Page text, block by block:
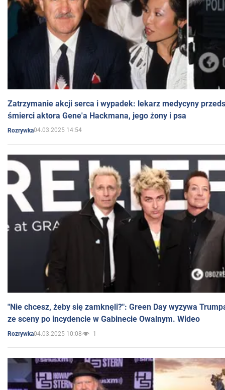
Zatrzymanie akcji serca i wypadek: lekarz medycyny
śmierci aktora Gene'a Hackmana, jego żony i psa
Rozrywka04.03.2025 14:54
"Nie chcesz, żeby się zamknęli?": Green Day wyzywa
ze sceny po incydencie w Gabinecie Owalnym. Wideo
Rozrywka04.03.2025 10:08 1